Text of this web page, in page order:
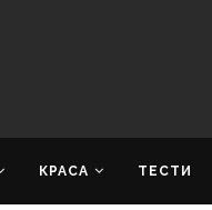
КРАСА ТЕСТИ